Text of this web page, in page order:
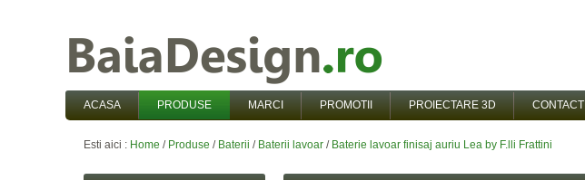
ACASA PRODUSE MARCI PROMOTII PROIECTARE 3D CONTACT
Esti aici : Home / Produse / Baterii / Baterii lavoar / Baterie lavoar finisaj auriu Lea by F.lli Frattini